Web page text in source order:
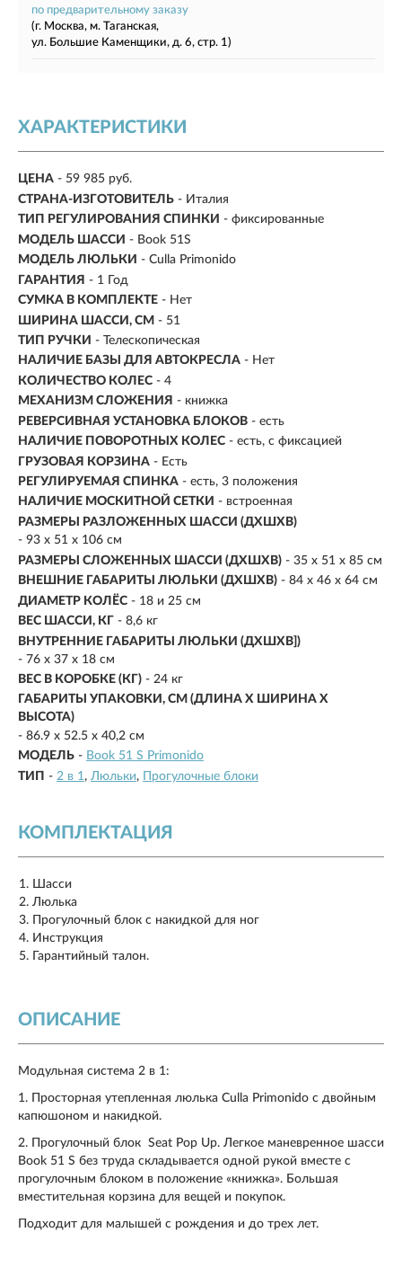
по предварительному заказу
(г. Москва, м. Таганская,
ул. Большие Каменщики, д. 6, стр. 1)
ХАРАКТЕРИСТИКИ
ЦЕНА - 59 985 руб.
СТРАНА-ИЗГОТОВИТЕЛЬ - Италия
ТИП РЕГУЛИРОВАНИЯ СПИНКИ - фиксированные
МОДЕЛЬ ШАССИ - Book 51S
МОДЕЛЬ ЛЮЛЬКИ - Culla Primonido
ГАРАНТИЯ - 1 Год
СУМКА В КОМПЛЕКТЕ - Нет
ШИРИНА ШАССИ, СМ - 51
ТИП РУЧКИ - Телескопическая
НАЛИЧИЕ БАЗЫ ДЛЯ АВТОКРЕСЛА - Нет
КОЛИЧЕСТВО КОЛЕС - 4
МЕХАНИЗМ СЛОЖЕНИЯ - книжка
РЕВЕРСИВНАЯ УСТАНОВКА БЛОКОВ - есть
НАЛИЧИЕ ПОВОРОТНЫХ КОЛЕС - есть, с фиксацией
ГРУЗОВАЯ КОРЗИНА - Есть
РЕГУЛИРУЕМАЯ СПИНКА - есть, 3 положения
НАЛИЧИЕ МОСКИТНОЙ СЕТКИ - встроенная
РАЗМЕРЫ РАЗЛОЖЕННЫХ ШАССИ (ДХШХВ)
- 93 х 51 х 106 см
РАЗМЕРЫ СЛОЖЕННЫХ ШАССИ (ДХШХВ) - 35 х 51 х 85 см
ВНЕШНИЕ ГАБАРИТЫ ЛЮЛЬКИ (ДХШХВ) - 84 х 46 х 64 см
ДИАМЕТР КОЛЁС - 18 и 25 см
ВЕС ШАССИ, КГ - 8,6 кг
ВНУТРЕННИЕ ГАБАРИТЫ ЛЮЛЬКИ (ДХШXB])
- 76 х 37 х 18 см
ВЕС В КОРОБКЕ (КГ) - 24 кг
ГАБАРИТЫ УПАКОВКИ, СМ (ДЛИНА X ШИРИНА X
ВЫСОТА)
- 86.9 х 52.5 х 40,2 см
МОДЕЛЬ - Book 51 S Primonido
ТИП - 2 в 1 Люльки Прогулочные блоки
КОМПЛЕКТАЦИЯ
Шасси
Люлька
Прогулочный блок с накидкой для ног
Инструкция
Гарантийный талон.
ОПИСАНИЕ
Модульная система 2 в 1:
1. Просторная утепленная люлька Culla Primonido с двойным
капюшоном и накидкой.
2. Прогулочный блок Seat Pop Up. Легкое маневренное шасси
Book 51 S без труда складывается одной рукой вместе с
прогулочным блоком в положение «книжка». Большая
вместительная корзина для вещей и покупок.
Подходит для малышей с рождения и до трех лет.